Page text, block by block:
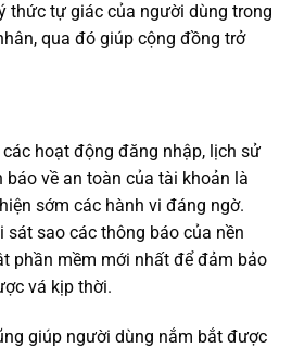
thức tự giác của người dùng trong
qua đó giúp cộng đồng trở
hoạt động đăng nhập, lịch sử
báo về an toàn của tài khoản là
sớm các hành vi đáng ngờ.
sát sao các thông báo của nền
phần mềm mới nhất để đảm bảo
vá kịp thời.
giúp người dùng nắm bắt được